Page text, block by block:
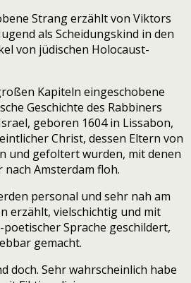
Strang erzählt von Viktors
als Scheidungskind in den
von jüdischen Holocaust-
Kapiteln eingeschobene
Geschichte des Rabbiners
geboren 1604 in Lissabon,
Christ, dessen Eltern von
und gefoltert wurden, mit denen
nach Amsterdam floh.
personal und sehr nah am
erzählt, vielschichtig und mit
Sprache geschildert,
gemacht.
doch. Sehr wahrscheinlich habe